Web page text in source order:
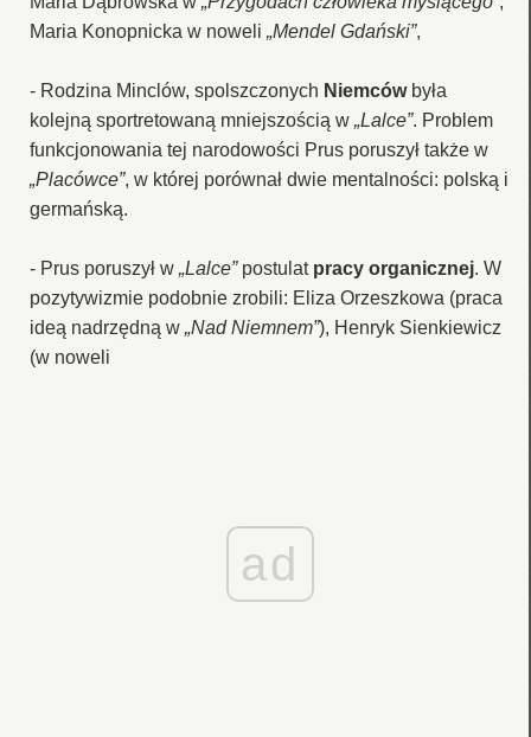
Maria Konopnicka w noweli „Mendel Gdański”,
- Rodzina Minclów, spolszczonych Niemców była
kolejną sportretowaną mniejszością w „Lalce”. Problem
funkcjonowania tej narodowości Prus poruszył także w
„Placówce”, w której porównał dwie mentalności: polską i
germańską.
- Prus poruszył w „Lalce” postulat pracy organicznej. W
pozytywizmie podobnie zrobili: Eliza Orzeszkowa (praca
ideą nadrzędną w „Nad Niemnem”), Henryk Sienkiewicz
(w noweli
ad